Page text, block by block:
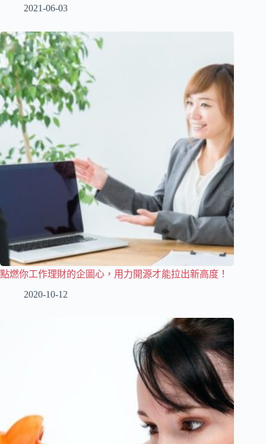
2021-06-03
點燃你工作理財的企圖心，用力開源才能拉出新高度！
2020-10-12